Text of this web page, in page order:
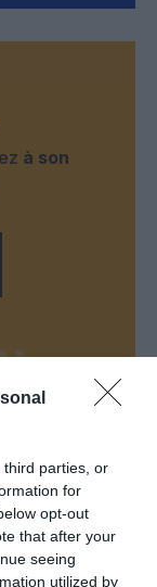
third parties, or
for
opt-out
that after your
seeing
utilized by
à son